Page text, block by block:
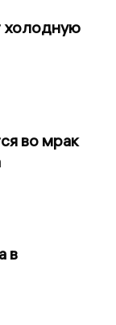
холодную
во мрак
в